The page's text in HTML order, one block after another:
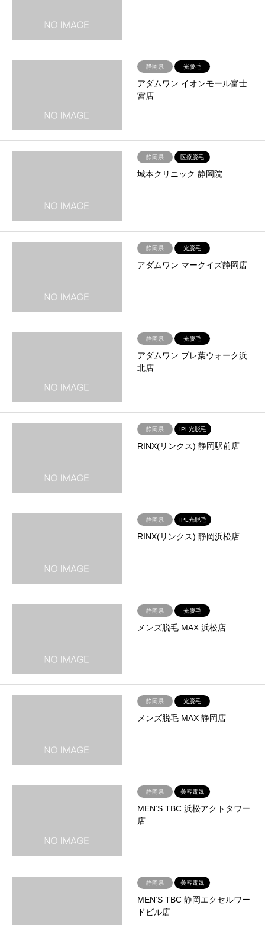
静岡県 光脱毛
アダムワン イオンモール富士
宮店
静岡県 医療脱毛
城本クリニック 静岡院
静岡県 光脱毛
アダムワン マークイズ静岡店
静岡県 光脱毛
アダムワン プレ葉ウォーク浜
北店
静岡県 IPL光脱毛
RINX(リンクス) 静岡駅前店
静岡県 IPL光脱毛
RINX(リンクス) 静岡浜松店
静岡県 光脱毛
メンズ脱毛 MAX 浜松店
静岡県 光脱毛
メンズ脱毛 MAX 静岡店
静岡県 美容電気
MEN’S TBC 浜松アクトタワー
店
静岡県 美容電気
MEN’S TBC 静岡エクセルワー
ドビル店